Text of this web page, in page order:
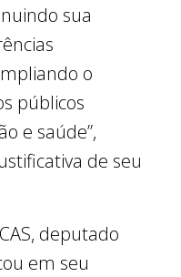
sua
o
públicos
e saúde”,
de seu
deputado
em seu